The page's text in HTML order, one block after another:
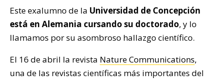
Este exalumno de la Universidad de Concepción
está en Alemania cursando su doctorado, y lo
llamamos por su asombroso hallazgo científico.
El 16 de abril la revista Nature Communications,
una de las revistas científicas más importantes del